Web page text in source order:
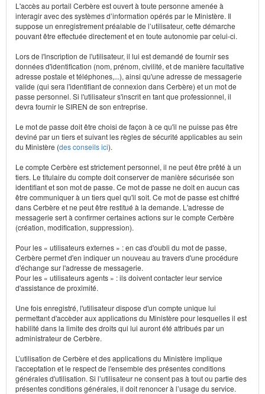
L'accès au portail Cerbère est ouvert à toute personne amenée à
interagir avec des systèmes d’information opérés par le Ministère. Il
suppose un enregistrement préalable de l’utilisateur, cette démarche
pouvant être effectuée directement et en toute autonomie par celui-ci.
Lors de l'inscription de l'utilisateur, il lui est demandé de fournir ses
données d'identification (nom, prénom, civilité, et de manière facultative
adresse postale et téléphones,...), ainsi qu'une adresse de messagerie
valide (qui sera l'identifiant de connexion dans Cerbère) et un mot de
passe personnel. Si l'utilisateur s'inscrit en tant que professionnel, il
devra fournir le SIREN de son entreprise.
Le mot de passe doit être choisi de façon à ce qu'il ne puisse pas être
deviné par un tiers et suivant les règles de sécurité applicables au sein
du Ministère (des conseils ici).
Le compte Cerbère est strictement personnel, il ne peut être prêté à un
tiers. Le titulaire du compte doit conserver de manière sécurisée son
identifiant et son mot de passe. Ce mot de passe ne doit en aucun cas
être communiquer à un tiers quel qu'il soit. Ce mot de passe est chiffré
dans Cerbère et ne peut être restitué à la demande. L'adresse de
messagerie sert à confirmer certaines actions sur le compte Cerbère
(création, modification, suppression).
Pour les « utilisateurs externes » : en cas d'oubli du mot de passe,
Cerbère permet d'en indiquer un nouveau au travers d'une procédure
d'échange sur l'adresse de messagerie.
Pour les « utilisateurs agents » : ils doivent contacter leur service
d'assistance de proximité.
Une fois enregistré, l'utilisateur dispose d'un compte unique lui
permettant d'accèder aux applications du Ministère pour lesquelles il est
habilité dans la limite des droits qui lui auront été attribués par un
administrateur de Cerbère.
L’utilisation de Cerbère et des applications du Ministère implique
l'acceptation et le respect de l'ensemble des présentes conditions
générales d'utilisation. Si l’utilisateur ne consent pas à tout ou partie des
présentes conditions générales, il doit renoncer à l’usage du service.